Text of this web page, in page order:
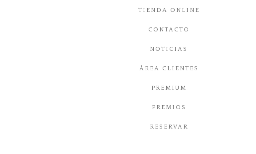
ARQUITECTURA
JÓVENES
MUSICA
INFANTIL
COMUNIÓN
TIENDA ONLINE
CONTACTO
NOTICIAS
ÁREA CLIENTES
PREMIUM
PREMIOS
RESERVAR